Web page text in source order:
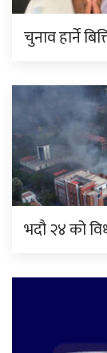
चुनाव हार्ने
भदौ २४ को